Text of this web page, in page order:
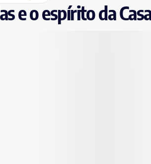
e o espírito da